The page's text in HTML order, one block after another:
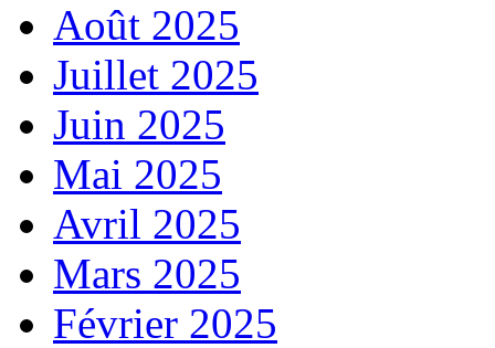
Août 2025
Juillet 2025
Juin 2025
Mai 2025
Avril 2025
Mars 2025
Février 2025